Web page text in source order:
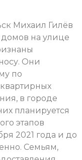
Михаил Гилёв
на улице
Они
по
в городе
планируется
этапов
2021 года и до
Семьям,